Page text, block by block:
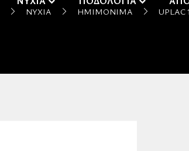
ΝΎΧΙΑ ΗΜΙΜΌΝΙΜΑ UPLAC